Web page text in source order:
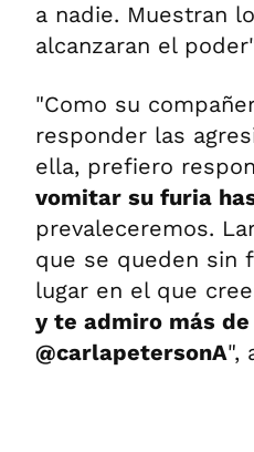
a nadie. Muestran
alcanzaran el
"Como su
responder las
ella, prefiero
vomitar su furia
prevaleceremos.
que se queden sin
lugar en el que
y te admiro más
@carlapetersonA",